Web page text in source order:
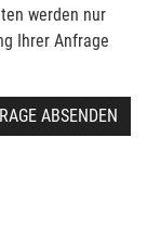
werden nur
Ihrer Anfrage
ABSENDEN